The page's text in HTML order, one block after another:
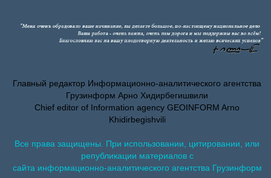
Главный редактор Информационно-аналитического агентства
Грузинформ Арно Хидирбегишвили
Chief editor of Information agency GEOINFORM Arno
Khidirbegishvili
Все права защищены. При использовании, цитировании, или
републикации материалов с
сайта информационно-аналитического агентства Грузинформ